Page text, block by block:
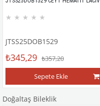
★ ★ ★ ★ ★
JTSS25DOB1529
₺345,29 ₺357,20
Sepete Ekle
Doğaltaş Bileklik